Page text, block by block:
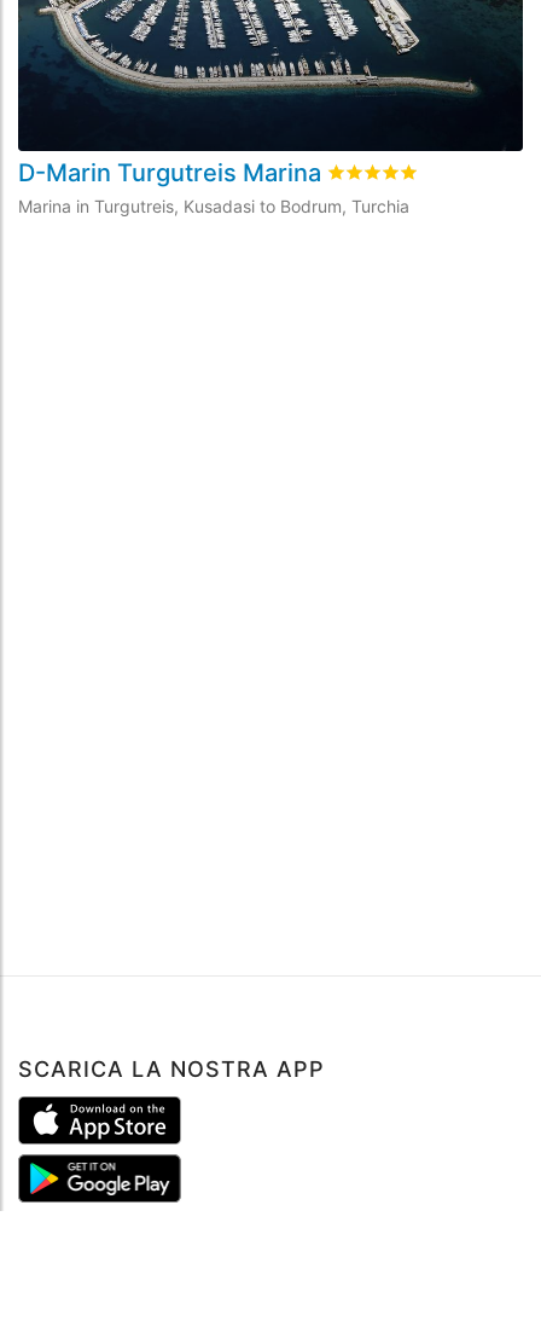
D-Marin Turgutreis Marina Valutato4.9
Marina in Turgutreis, Kusadasi to Bodrum, Turchia
SCARICA LA NOSTRA APP